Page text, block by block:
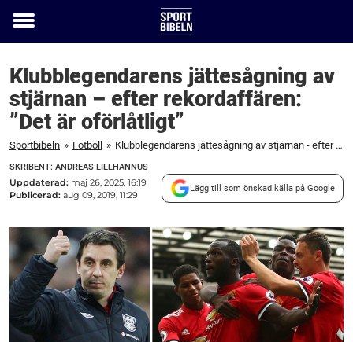
Toggle
Klubblegendarens jättesågning av
stjärnan – efter rekordaffären:
”Det är oförlåtligt”
Sportbibeln » Fotboll » Klubblegendarens jättesågning av stjärnan - efter rekordaffären: "Det är oförlåtligt”
SKRIBENT: ANDREAS LILLHANNUS
Uppdaterad: maj 26, 2025, 16:19
Publicerad: aug 09, 2019, 11:29
Lägg till som önskad källa på Google